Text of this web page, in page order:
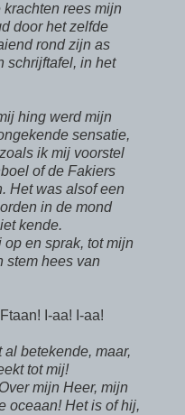
rees mijn
door het zelfde
rond zijn as
schrijftafel, in het
hing werd mijn
sensatie,
ik mij voorstel
of de Fakiers
Het was alsof een
in de mond
kende.
en sprak, tot mijn
stem hees van
I-aa! I-aa!
betekende, maar,
tot mij!
mijn Heer, mijn
oceaan! Het is of hij,